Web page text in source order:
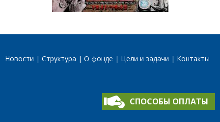
Новости Структура О фонде Цели и задачи Контакты
СПОСОБЫ ОПЛАТЫ